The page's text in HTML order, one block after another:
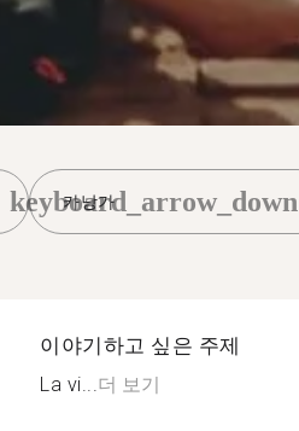
카낭가
keyboard_arrow_down
이야기하고 싶은 주제
La vi...더 보기